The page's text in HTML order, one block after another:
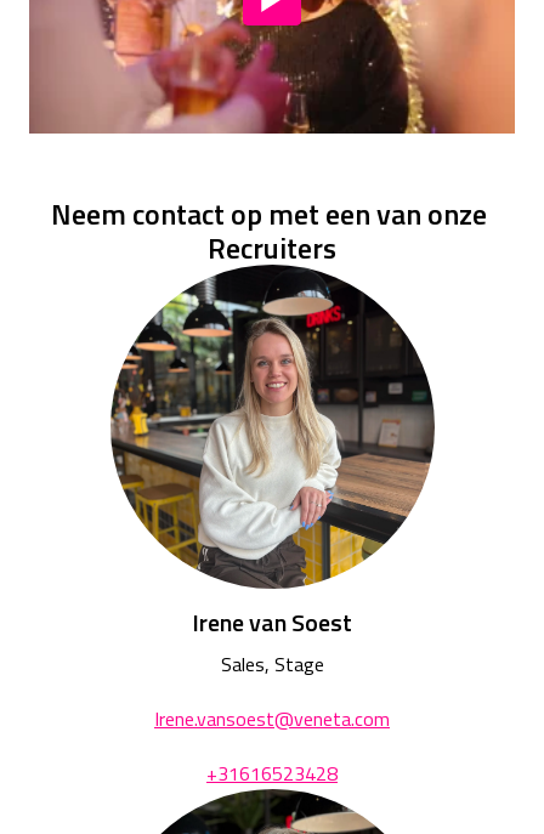
Neem contact op met een van onze
Recruiters
Irene van Soest
Sales, Stage
Irene.vansoest@veneta.com
+31616523428